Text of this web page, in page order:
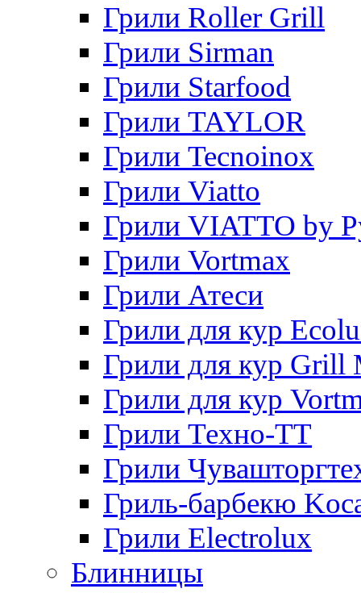
Грили Roller Grill
Грили Sirman
Грили Starfood
Грили TAYLOR
Грили Tecnoinox
Грили Viatto
Грили VIATTO by
Грили Vortmax
Грили Атеси
Грили для кур
Грили для кур Grill
Грили для кур
Грили Техно-ТТ
Грили
Гриль-барбекю
Грили Electrolux
Блинницы